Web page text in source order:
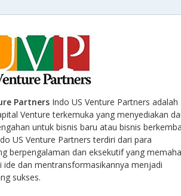
Partners Indo US Venture Partners adalah
Venture terkemuka yang menyediakan
untuk bisnis baru atau bisnis
US Venture Partners terdiri dari para
berpengalaman dan eksekutif yang
ide dan mentransformasikannya menjadi
sukses.